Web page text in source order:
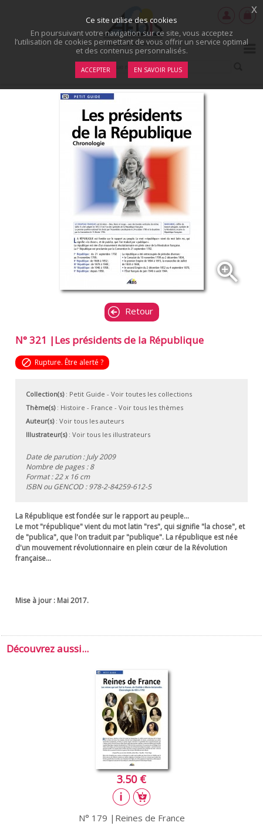
zoom_in
Retour
N° 321 |Les présidents de la République
block Rupture. Être alerté ?
Collection(s): Petit Guide - Voir toutes les collections
Thème(s): Histoire - France - Voir tous les thèmes
Auteur(s): Voir tous les auteurs
Illustrateur(s): Voir tous les illustrateurs
Date de parution : July 2009
Nombre de pages : 8
Format : 22 x 16 cm
ISBN ou GENCOD :978-2-84259-612-5
La République est fondée sur le rapport au peuple...
Le mot "république" vient du mot latin "res", qui signifie "la chose", et
de "publica", que l'on traduit par "publique". La république est née
d'un mouvement révolutionnaire en plein cœur de la Révolution
française...
Mise à jour : Mai 2017.
Découvrez aussi...
3.50 €
N° 179 |Reines de France
Ce site utilise des cookies
En poursuivant votre navigation sur ce site, vous acceptez
l’utilisation de cookies permettant de vous offrir un service optimal
et des contenus personnalisés.
ACCEPTER EN SAVOIR PLUS
x